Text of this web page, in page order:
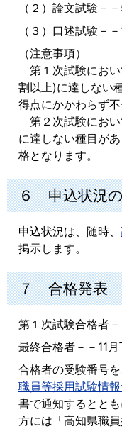
（２）論文試験－
（３）口述試験－
（注意事項）
第１次試験におい
割以上)に達しない
得点にかかわらず不
第２次試験におい
に達しない種目が
格となります。
６ 申込状況
申込状況は、随時、
掲示します。
７ 合格発表
第１次試験合格者－
最終合格者－－11月
合格者の受験番号
職員等採用試験情報
書で通知するとと
方には「高知県職